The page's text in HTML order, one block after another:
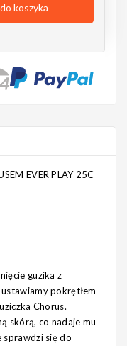
koszyka
EVER PLAY 25C
guzika z
pokrętłem
Chorus.
skórą, co nadaje mu
sprawdzi się do